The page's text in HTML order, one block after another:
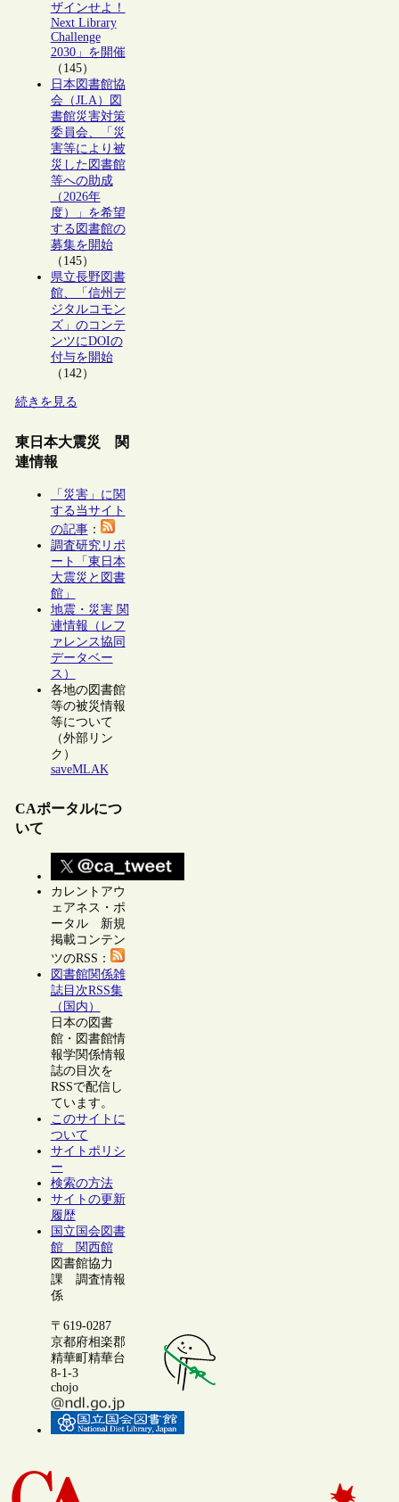
ザインせよ！
Next Library
Challenge
2030」を開催
（145）
日本図書館協
会（JLA）図
書館災害対策
委員会、「災
害等により被
災した図書館
等への助成
（2026年
度）」を希望
する図書館の
募集を開始
（145）
県立長野図書
館、「信州デ
ジタルコモン
ズ」のコンテ
ンツにDOIの
付与を開始
（142）
続きを見る
東日本大震災 関
連情報
「災害」に関
する当サイト
の記事：
調査研究リポ
ート「東日本
大震災と図書
館」
地震・災害 関
連情報（レフ
ァレンス協同
データベー
ス）
各地の図書館
等の被災情報
等について
（外部リン
ク）
saveMLAK
CAポータルにつ
いて
カレントアウ
ェアネス・ポ
ータル 新規
掲載コンテン
ツのRSS：
図書館関係雑
誌目次RSS集
（国内）
日本の図書
館・図書館情
報学関係情報
誌の目次を
RSSで配信し
ています。
このサイトに
ついて
サイトポリシ
ー
検索の方法
サイトの更新
履歴
国立国会図書
館 関西館
図書館協力
課 調査情報
係
〒619-0287
京都府相楽郡
精華町精華台
8-1-3
chojo